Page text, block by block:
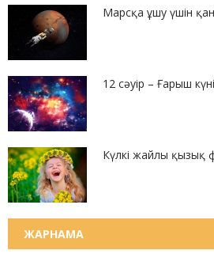
Марсқа ұшу үшін
12 сәуір – Ғарыш күні
Күлкі жайлы қызық
ЖАРНАМА